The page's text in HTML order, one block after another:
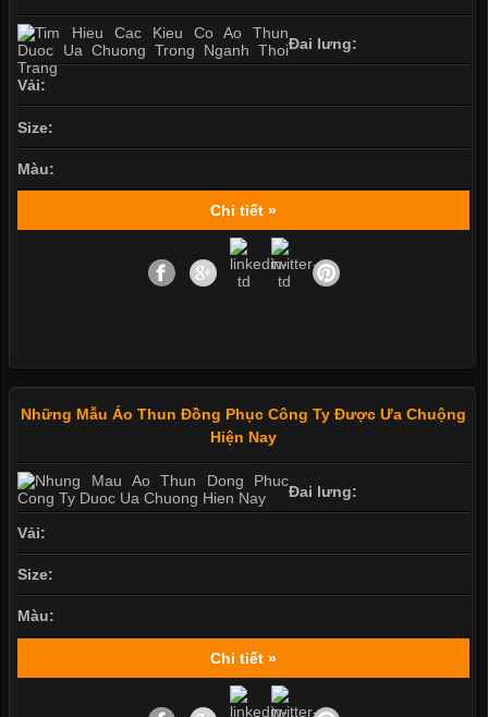
Đai lưng:
Vải:
Size:
Màu:
Chi tiết »
Những Mẫu Áo Thun Đồng Phục Công Ty Được Ưa Chuộng
Hiện Nay
Đai lưng:
Vải:
Size:
Màu:
Chi tiết »